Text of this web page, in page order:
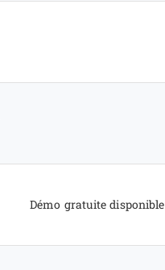
Démo gratuite disponible